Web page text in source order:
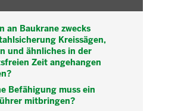
an Baukrane zwecks
Kreissägen,
und ähnliches in der
Zeit angehangen
Befähigung muss ein
mitbringen?